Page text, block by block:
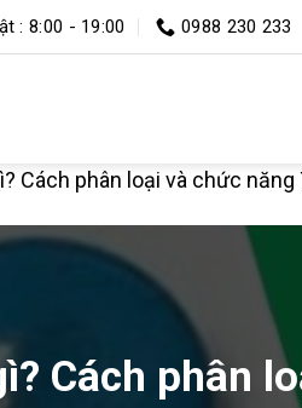
: 8:00 - 19:00 0988 230 233
Cách phân loại và chức
Cách phân